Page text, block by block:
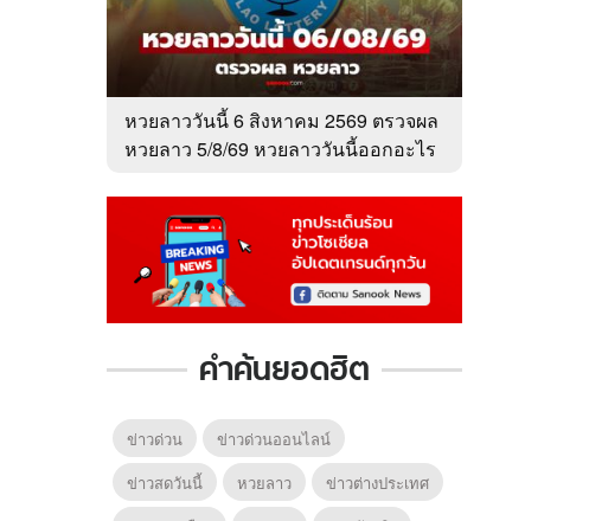
หากวินาทีนั้นไม่
พบเธอ (พากย์ ซอโซ่ล่ามธีร์
(Uncut Ver.)
หวยลาววันนี้ 6 สิงหาคม 2569 ตรวจผล
หวยลาว 5/8/69 หวยลาววันนี้ออกอะไร
คำค้นยอดฮิต
ข่าวด่วน
ข่าวด่วนออนไลน์
ข่าวสดวันนี้
หวยลาว
ข่าวต่างประเทศ